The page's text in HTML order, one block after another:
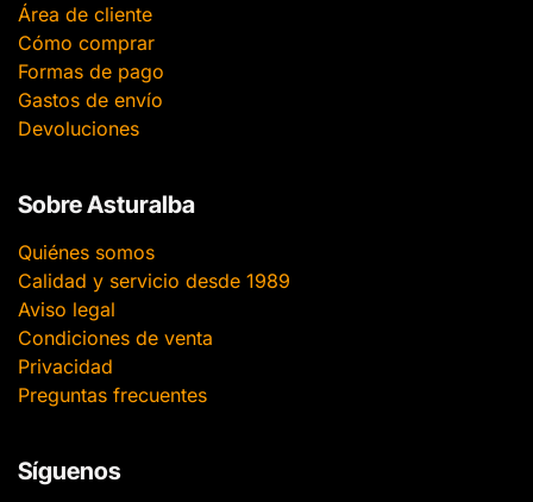
Área de cliente
Cómo comprar
Formas de pago
Gastos de envío
Devoluciones
Sobre Asturalba
Quiénes somos
Calidad y servicio desde 1989
Aviso legal
Condiciones de venta
Privacidad
Preguntas frecuentes
Síguenos